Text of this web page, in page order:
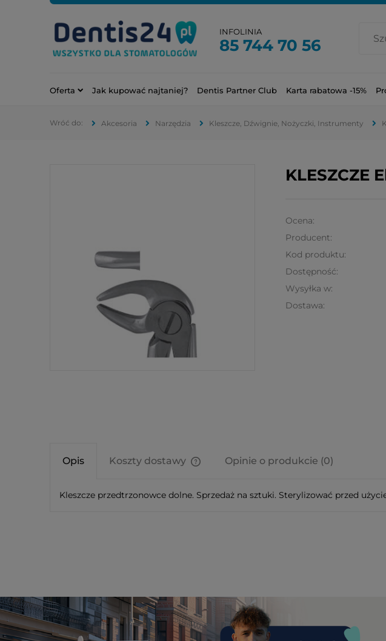
INFOLINIA
85 744 70 56
Oferta Jak kupować najtaniej? Dentis Partner Club Karta rabatowa -15%
Akcesoria Narzędzia Kleszcze, Dźwignie, Nożyczki, Instrumenty
KLESZCZE
Ocena:
Producent:
Kod produktu:
Dostępność:
Wysyłka w:
Dostawa:
Opis Koszty dostawy
kosztów płatności
Opinie o produkcie (0)
Kleszcze przedtrzonowce dolne. Sprzedaż na sztuki. Sterylizować przed